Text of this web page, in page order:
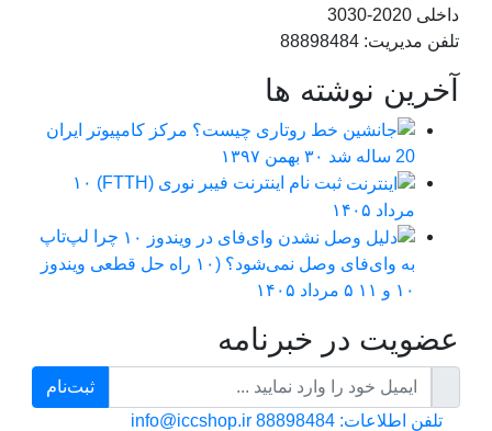
داخلی 2020-3030
تلفن مدیریت: 88898484
آخرین نوشته ها
مرکز کامپیوتر ایران
20 ساله شد
۳۰ بهمن ۱۳۹۷
ثبت نام اینترنت فیبر نوری (FTTH)
۱۰
مرداد ۱۴۰۵
چرا لپ‌تاپ
به وای‌فای وصل نمی‌شود؟ (۱۰ راه حل قطعی ویندوز
۱۰ و ۱۱
۵ مرداد ۱۴۰۵
عضویت در خبرنامه
ثبت‌نام
تلفن اطلاعات: 88898484
info@iccshop.ir